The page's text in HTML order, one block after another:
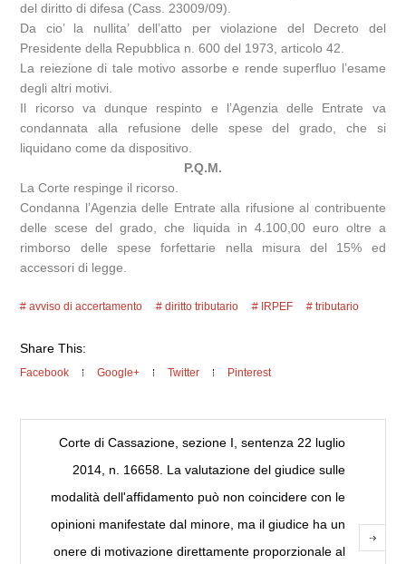
del diritto di difesa (Cass. 23009/09).
Da cio’ la nullita’ dell’atto per violazione del Decreto del
Presidente della Repubblica n. 600 del 1973, articolo 42.
La reiezione di tale motivo assorbe e rende superfluo l’esame
degli altri motivi.
Il ricorso va dunque respinto e l’Agenzia delle Entrate va
condannata alla refusione delle spese del grado, che si
liquidano come da dispositivo.
P.Q.M.
La Corte respinge il ricorso.
Condanna l’Agenzia delle Entrate alla rifusione al contribuente
delle scese del grado, che liquida in 4.100,00 euro oltre a
rimborso delle spese forfettarie nella misura del 15% ed
accessori di legge.
avviso di accertamento diritto tributario IRPEF tributario
Share This:
Facebook Google+ Twitter Pinterest
Corte di Cassazione, sezione I, sentenza 22 luglio
2014, n. 16658. La valutazione del giudice sulle
modalità dell'affidamento può non coincidere con le
opinioni manifestate dal minore, ma il giudice ha un
onere di motivazione direttamente proporzionale al